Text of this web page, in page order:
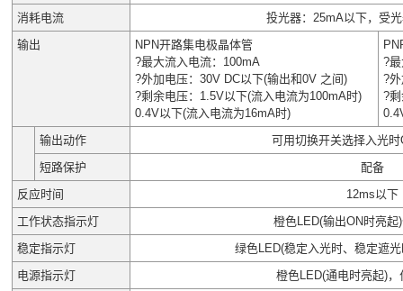
消耗电流
投光器：25mA以下，受
输出
NPN开路集电极晶体管
?最大流入电流：100mA
?外加电压：30V DC以下(输出和0V 之间)
?剩余电压：1.5V以下(流入电流为100mA时)
0.4V以下(流入电流为16mA时)
?
?
?
输出动作
可用切换开关选择入光
短路保护
配备
反应时间
12ms以下
工作状态指示灯
橙色LED(输出ON时亮起
稳定指示灯
绿色LED(稳定入光时、稳定遮
电源指示灯
橙色LED(通电时亮起)，